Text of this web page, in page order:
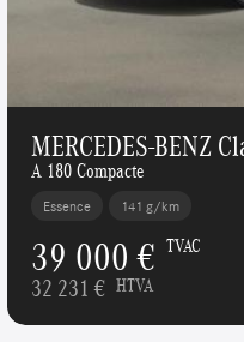
MERCEDES-BENZ
A 180 Compacte
Essence 141 g/km
39 000 € TVAC
32 231 € HTVA